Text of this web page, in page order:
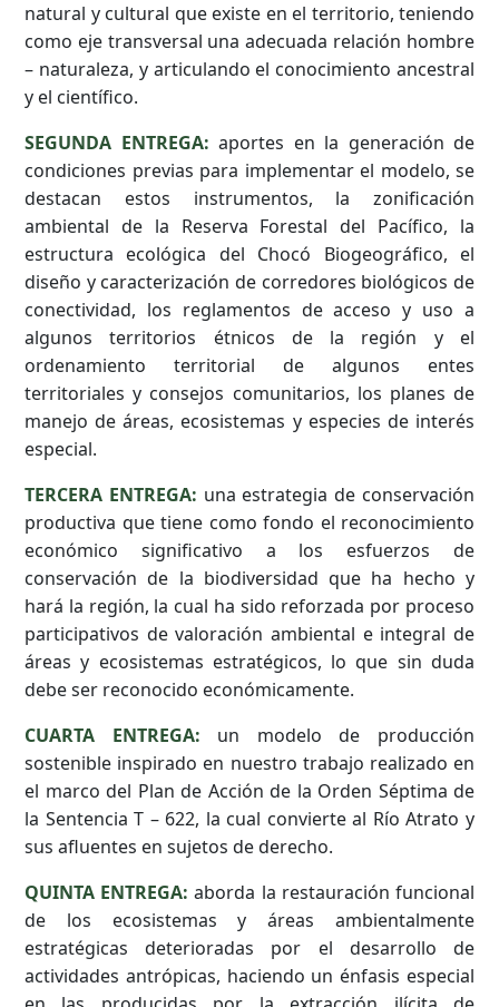
natural y cultural que existe en el territorio, teniendo
como eje transversal una adecuada relación hombre
– naturaleza, y articulando el conocimiento ancestral
y el científico.
SEGUNDA ENTREGA: aportes en la generación de
condiciones previas para implementar el modelo, se
destacan estos instrumentos, la zonificación
ambiental de la Reserva Forestal del Pacífico, la
estructura ecológica del Chocó Biogeográfico, el
diseño y caracterización de corredores biológicos de
conectividad, los reglamentos de acceso y uso a
algunos territorios étnicos de la región y el
ordenamiento territorial de algunos entes
territoriales y consejos comunitarios, los planes de
manejo de áreas, ecosistemas y especies de interés
especial.
TERCERA ENTREGA: una estrategia de conservación
productiva que tiene como fondo el reconocimiento
económico significativo a los esfuerzos de
conservación de la biodiversidad que ha hecho y
hará la región, la cual ha sido reforzada por proceso
participativos de valoración ambiental e integral de
áreas y ecosistemas estratégicos, lo que sin duda
debe ser reconocido económicamente.
CUARTA ENTREGA: un modelo de producción
sostenible inspirado en nuestro trabajo realizado en
el marco del Plan de Acción de la Orden Séptima de
la Sentencia T – 622, la cual convierte al Río Atrato y
sus afluentes en sujetos de derecho.
QUINTA ENTREGA: aborda la restauración funcional
de los ecosistemas y áreas ambientalmente
estratégicas deterioradas por el desarrollo de
actividades antrópicas, haciendo un énfasis especial